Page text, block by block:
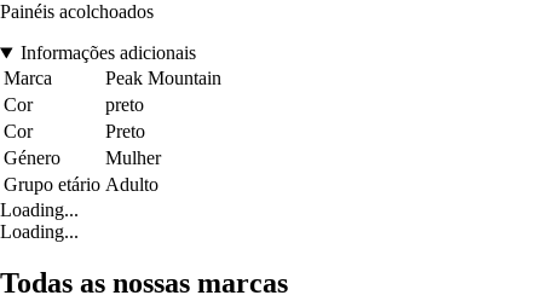
Painéis acolchoados
Informações adicionais
Marca
Peak Mountain
Cor
preto
Cor
Preto
Género
Mulher
Grupo etário Adulto
Loading...
Loading...
Todas as nossas marcas